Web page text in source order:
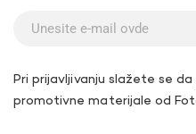
Pri prijavljivanju slažete se
promotivne materijale od